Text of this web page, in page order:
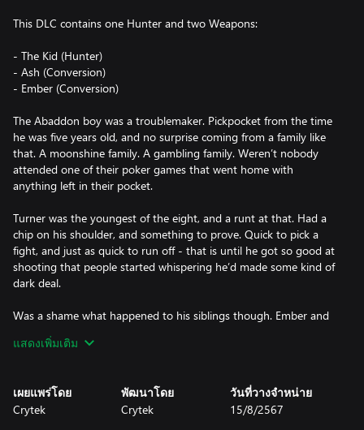
This DLC contains one Hunter and two Weapons:
- The Kid (Hunter)
- Ash (Conversion)
- Ember (Conversion)
The Abaddon boy was a troublemaker. Pickpocket from the time
he was five years old, and no surprise coming from a family like
that. A moonshine family. A gambling family. Weren’t nobody
attended one of their poker games that went home with
anything left in their pocket.
Turner was the youngest of the eight, and a runt at that. Had a
chip on his shoulder, and something to prove. Quick to pick a
fight, and just as quick to run off - that is until he got so good at
shooting that people started whispering he’d made some kind of
dark deal.
Was a shame what happened to his siblings though. Ember and
the shack the ten of them lived packed into. All the others made
of them. Keep their memory alive. But I heard it was Turner who
started the fire in the first place. Memory, guilt, loyalty. They’re
แสดงเพิ่มเติม
เผยแพร่โดย
Crytek
พัฒนาโดย
Crytek
วันที่วางจำหน่าย
15/8/2567